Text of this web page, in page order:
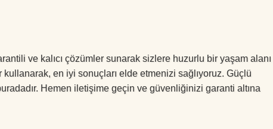
ve kalıcı çözümler sunarak sizlere huzurlu bir yaşam alanı
en iyi sonuçları elde etmenizi sağlıyoruz. Güçlü
Hemen iletişime geçin ve güvenliğinizi garanti altına